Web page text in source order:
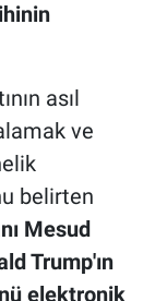
asıl
ve
belirten
Mesud
Trump'ın
elektronik